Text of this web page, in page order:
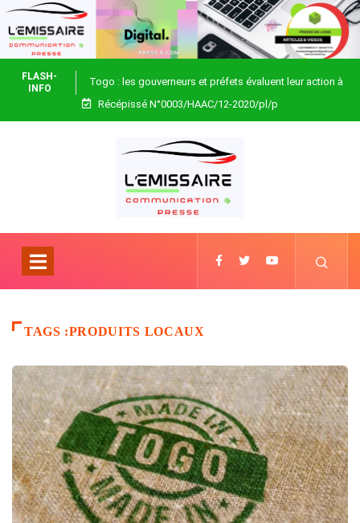
FLASH-
INFO
Togo : les gouverneurs et préfets évaluent leur action à
Blitta
Récépissé N°0003/HAAC/12-2020/pl/p
TAGS :PRODUITS LOCAUX